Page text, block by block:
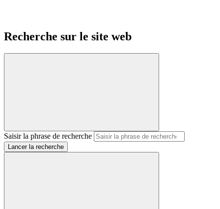
Recherche sur le site web
Saisir la phrase de recherche
Lancer la recherche